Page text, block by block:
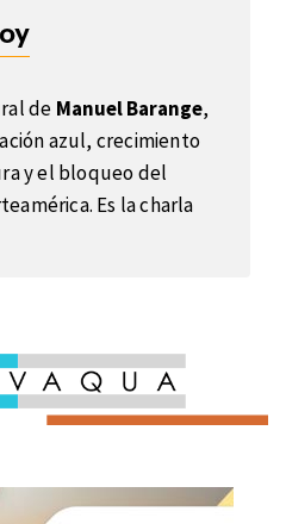
de Manuel Barange,
azul, crecimiento
y el bloqueo del
Es la charla